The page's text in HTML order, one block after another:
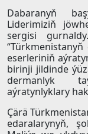
Dabaranyň
Liderimiziň
sergisi
eserleriniň
birinji jildinde
dermanlyk
aýratynlyklary
Çärä
edaralarynyň,